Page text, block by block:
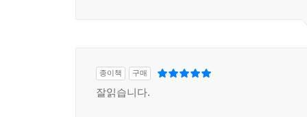
종이책 구매
잘읽습니다.